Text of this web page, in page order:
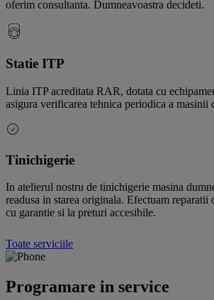
oferim consultanta. Dumneavoastra decideti.
Statie ITP
Linia ITP acreditata RAR, dotata cu
asigura verificarea tehnica periodica a masinii
Tinichigerie
In atelierul nostru de tinichigerie masina
readusa in starea originala. Efectuam reparatii
cu garantie si la preturi accesibile.
Toate serviciile
Programare in service